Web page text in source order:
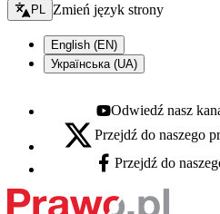
Zmień język - bieżący:
PL Zmień język strony
English (EN)
Українська (UA)
Youtube - otwiera się w
Odwiedź nasz
X - otwiera się w nowej karcie
Przejdź do naszego
Facebook - otwiera się w
Przejdź do